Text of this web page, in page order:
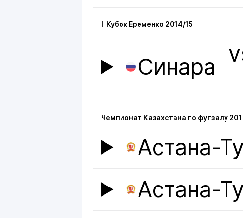
II Кубок Еременко 2014/15
Синара
Чемпионат Казахстана по футзалу
Астана-
Астана-